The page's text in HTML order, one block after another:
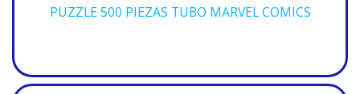
PUZZLE 500 PIEZAS TUBO MARVEL COMICS